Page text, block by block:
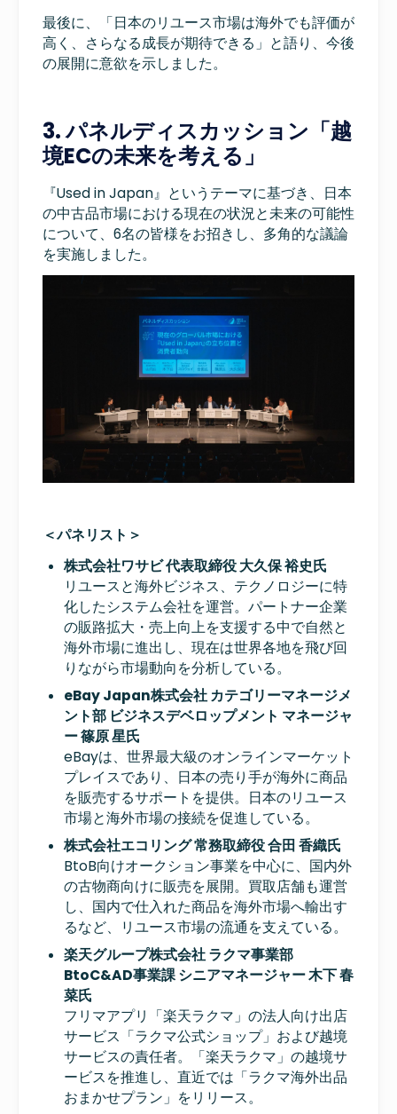
最後に、「日本のリユース市場は海外でも評価が
高く、さらなる成長が期待できる」と語り、今後
の展開に意欲を示しました。
3. パネルディスカッション「越
境ECの未来を考える」
『Used in Japan』というテーマに基づき、日本
の中古品市場における現在の状況と未来の可能性
について、6名の皆様をお招きし、多角的な議論
を実施しました。
＜パネリスト＞
株式会社ワサビ 代表取締役 大久保 裕史氏
リユースと海外ビジネス、テクノロジーに特
化したシステム会社を運営。 パートナー企業
の販路拡大・売上向上を支援する中で自然と
海外市場に進出し、現在は世界各地を飛び回
りながら市場動向を分析している。
eBay Japan株式会社 カテゴリーマネージメ
ント部 ビジネスデベロップメント マネージャ
ー 篠原 星氏
eBayは、世界最大級のオンラインマーケット
プレイスであり、日本の売り手が海外に商品
を販売するサポートを提供。日本のリユース
市場と海外市場の接続を促進している。
株式会社エコリング 常務取締役 合田 香織氏
BtoB向けオークション事業を中心に、国内外
の古物商向けに販売を展開。買取店舗も運営
し、国内で仕入れた商品を海外市場へ輸出す
るなど、リユース市場の流通を支えている。
楽天グループ株式会社 ラクマ事業部
BtoC&AD事業課 シニアマネージャー 木下 春
菜氏
フリマアプリ「楽天ラクマ」の法人向け出店
サービス「ラクマ公式ショップ」および越境
サービスの責任者。「楽天ラクマ」の越境サ
ービスを推進し、直近では「ラクマ海外出品
おまかせプラン」をリリース。